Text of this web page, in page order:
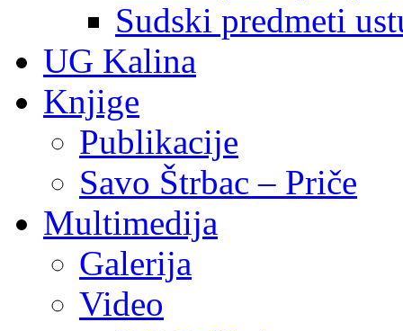
Sudski predmeti
UG Kalina
Knjige
Publikacije
Savo Štrbac – Priče
Multimedija
Galerija
Video